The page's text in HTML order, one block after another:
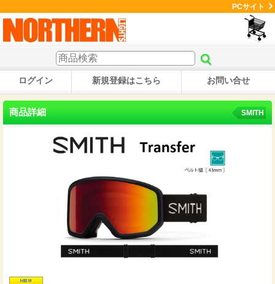
PCサイト
ログイン 新規登録はこちら お問い合せ
商品詳細 SMITH